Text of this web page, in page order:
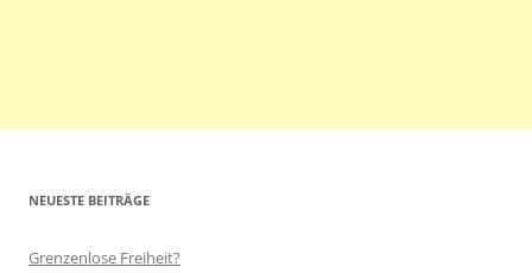
NEUESTE BEITRÄGE
Grenzenlose Freiheit?